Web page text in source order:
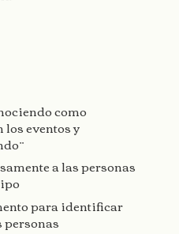
como
eventos y
a las personas
paraidentificar